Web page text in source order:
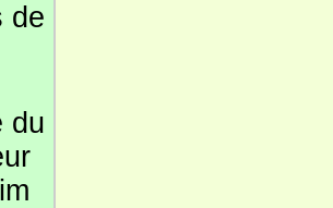
de
du